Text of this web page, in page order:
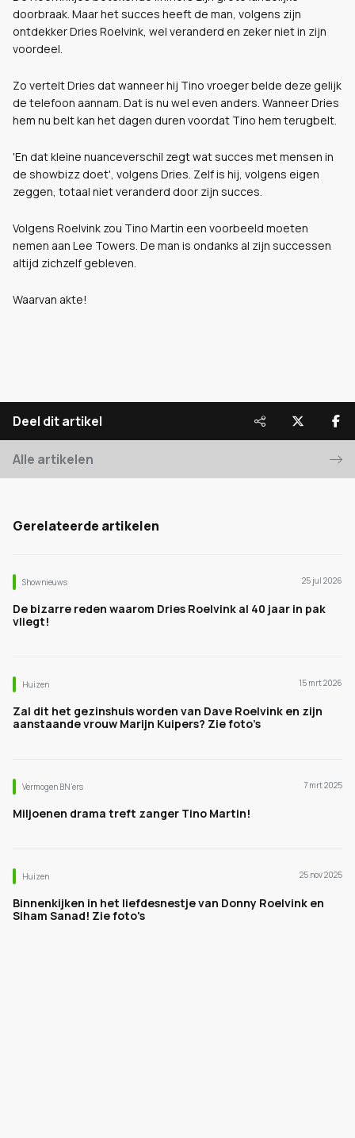
doorbraak. Maar het succes heeft de man, volgens zijn
ontdekker Dries Roelvink, wel veranderd en zeker niet in zijn
voordeel.
Zo vertelt Dries dat wanneer hij Tino vroeger belde deze gelijk
de telefoon aannam. Dat is nu wel even anders. Wanneer Dries
hem nu belt kan het dagen duren voordat Tino hem terugbelt.
'En dat kleine nuanceverschil zegt wat succes met mensen in
de showbizz doet', volgens Dries. Zelf is hij, volgens eigen
zeggen, totaal niet veranderd door zijn succes.
Volgens Roelvink zou Tino Martin een voorbeeld moeten
nemen aan Lee Towers. De man is ondanks al zijn successen
altijd zichzelf gebleven.
Waarvan akte!
Deel dit artikel
Alle artikelen
Gerelateerde artikelen
Shownieuws 25 jul 2026
De bizarre reden waarom Dries Roelvink al 40 jaar in pak
vliegt!
Huizen 15 mrt 2026
Zal dit het gezinshuis worden van Dave Roelvink en zijn
aanstaande vrouw Marijn Kuipers? Zie foto’s
Vermogen BN’ers 7 mrt 2025
Miljoenen drama treft zanger Tino Martin!
Huizen 25 nov 2025
Binnenkijken in het liefdesnestje van Donny Roelvink en
Siham Sanad! Zie foto's